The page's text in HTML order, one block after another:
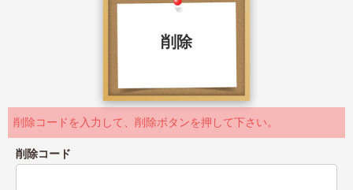
削除
削除コードを入力して、削除ボタンを押して下さい。
削除コード